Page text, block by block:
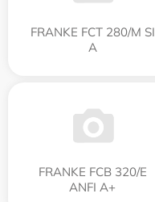
FRANKE FCT 280/M SI
A
FRANKE FCB 320/E
ANFI A+